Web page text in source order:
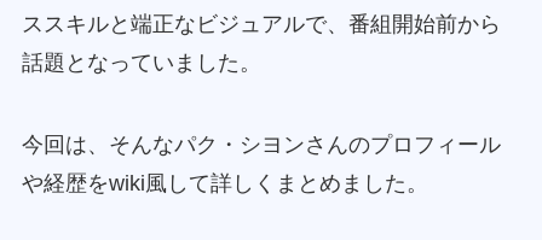
ススキルと端正なビジュアルで、番組開始前から
話題となっていました。
今回は、そんなパク・シヨンさんのプロフィール
や経歴をwiki風して詳しくまとめました。